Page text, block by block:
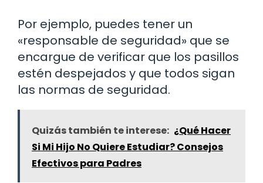
Por ejemplo, puedes tener un
«responsable de seguridad» que se
encargue de verificar que los pasillos
estén despejados y que todos sigan
las normas de seguridad.
Quizás también te interese: ¿Qué Hacer
Si Mi Hijo No Quiere Estudiar? Consejos
Efectivos para Padres